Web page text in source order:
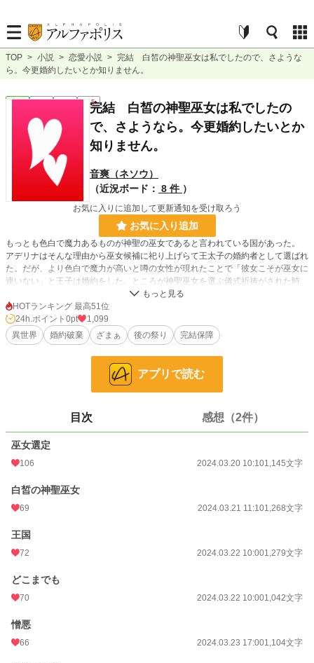
TOP > 小説 > 恋愛小説 > 完結 白皙の神聖巫女は私でしたので、さような
ら。今更婚約したいとか知りません。
恋愛 完結 短編 R15完結 白皙の神聖巫女は私でしたの
で、さようなら。今更婚約したいとか
知りません。
音爽（ネソウ）
（近況ボード： 8 件 ）
お気に入りに追加して更新通知を受け取ろう
お気に入り追加
もっとも色白で魔力あるものが神聖の巫女であると言われている国があった。
アデリナはそんな理由から巫女候補に祀り上げらて王太子の婚約者として選ばれ
た。だが、より色白で魔力が高いと噂の女性が現れたことで「彼女こそが巫女に
違いない」と王子は婚約をした。ところが神聖巫女を選ぶ儀式祈祷がされた時、
白色に光輝いたのはアデリナであった……
小説 228,744 位 / 228,744 件
18,812
更新日時
初回完結日時 2024.03.31 11:36
累計ポイント
HOTランキング 最高51位
24h.ポイント 0pt
1,099
異世界
婚約破棄 ざまぁ 後の祭り 完結保障
アプリで読む
目次 感想（2件）
巫女選定
106 2024.03.20 10:101,145文字
白皙の神聖巫女
69 2024.03.21 11:101,268文字
王国
72 2024.03.22 10:001,279文字
どこまでも
70 2024.03.22 10:001,042文字
憎悪
66 2024.03.23 17:001,104文字